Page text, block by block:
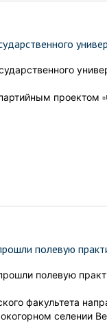
проектом
полевую
полевую
факультета
селении